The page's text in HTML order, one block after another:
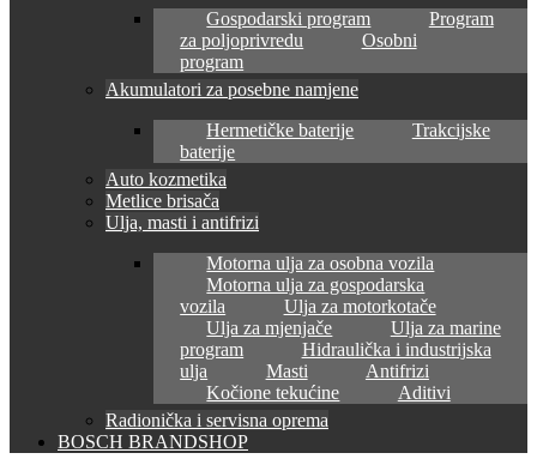
Gospodarski program
Program
za poljoprivredu
Osobni
program
Akumulatori za posebne namjene
Hermetičke baterije
Trakcijske
baterije
Auto kozmetika
Metlice brisača
Ulja, masti i antifrizi
Motorna ulja za osobna vozila
Motorna ulja za gospodarska
vozila
Ulja za motorkotače
Ulja za mjenjače
Ulja za marine
program
Hidraulička i industrijska
ulja
Masti
Antifrizi
Kočione tekućine
Aditivi
Radionička i servisna oprema
BOSCH BRANDSHOP